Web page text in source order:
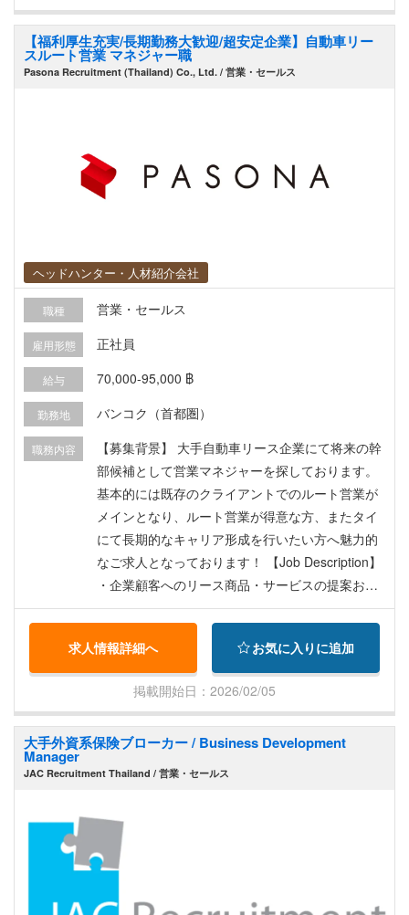
【福利厚生充実/長期勤務大歓迎/超安定企業】自動車リー
スルート営業 マネジャー職
Pasona Recruitment (Thailand) Co., Ltd. / 営業・セールス
ヘッドハンター・人材紹介会社
職種 営業・セールス
雇用形態 正社員
給与 70,000-95,000 ฿
勤務地 バンコク（首都圏）
職務内容
【募集背景】 大手自動車リース企業にて将来の幹
部候補として営業マネジャーを探しております。
基本的には既存のクライアントでのルート営業が
メインとなり、ルート営業が得意な方、またタイ
にて長期的なキャリア形成を行いたい方へ魅力的
なご求人となっております！ 【Job Description】
・企業顧客へのリース商品・サービスの提案およ
び営業活動 ・既存顧客との関係維持 ・顧客のニ
ーズに合わせたリース契約のプランニングおよび
提案 ・リース契約書の作成および契約締結業務 ・
リース契約に関するアフターサービスの提供およ
びフォローアップ ・市場調査および競合他社の分
析 ・リース商品の価格交渉および条件交渉 ・売上
目標達成に向けた営業戦略の立案および実行 ・顧
客からの問い合わせ対応および問題解決 ・営業活
求人情報詳細へ お気に入りに追加
掲載開始日：2026/02/05
大手外資系保険ブローカー / Business Development
Manager
JAC Recruitment Thailand / 営業・セールス